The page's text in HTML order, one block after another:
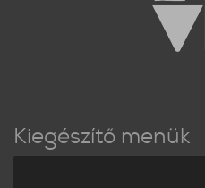
Kiegészítő menük